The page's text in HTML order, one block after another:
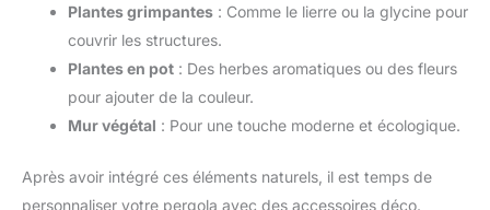
Plantes grimpantes : Comme le lierre ou la glycine pour
couvrir les structures.
Plantes en pot : Des herbes aromatiques ou des fleurs
pour ajouter de la couleur.
Mur végétal : Pour une touche moderne et écologique.
Après avoir intégré ces éléments naturels, il est temps de
personnaliser votre pergola avec des accessoires déco.